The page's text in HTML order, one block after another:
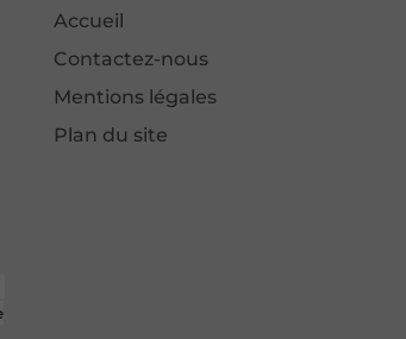
Accueil
Contactez-nous
Mentions légales
Plan du site